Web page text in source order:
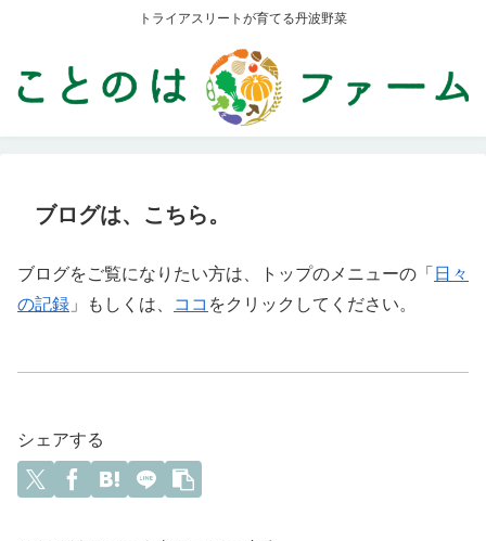
トライアスリートが育てる丹波野菜
ブログは、こちら。
ブログをご覧になりたい方は、トップのメニューの「 日々
の記録 」もしくは、 ココ をクリックしてください。
シェアする